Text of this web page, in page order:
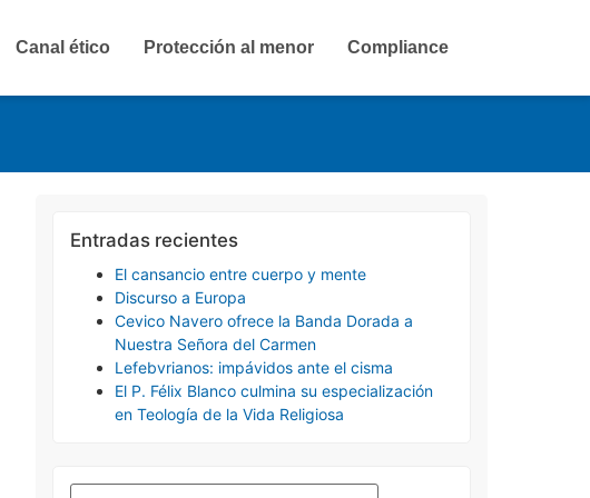
Canal ético Protección al menor Compliance
Entradas recientes
El cansancio entre cuerpo y mente
Discurso a Europa
Cevico Navero ofrece la Banda Dorada a
Nuestra Señora del Carmen
Lefebvrianos: impávidos ante el cisma
El P. Félix Blanco culmina su especialización
en Teología de la Vida Religiosa